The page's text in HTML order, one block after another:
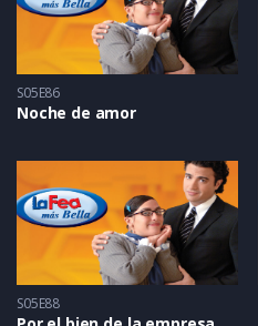
S05E86
Noche de amor
S05E88